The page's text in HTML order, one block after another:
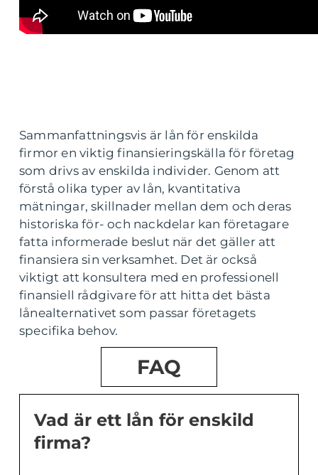
Sammanfattningsvis är lån för enskilda
firmor en viktig finansieringskälla för företag
som drivs av enskilda individer. Genom att
förstå olika typer av lån, kvantitativa
mätningar, skillnader mellan dem och deras
historiska för- och nackdelar kan företagare
fatta informerade beslut när det gäller att
finansiera sin verksamhet. Det är också
viktigt att konsultera med en professionell
finansiell rådgivare för att hitta det bästa
lånealternativet som passar företagets
specifika behov.
FAQ
Vad är ett lån för enskild
firma?